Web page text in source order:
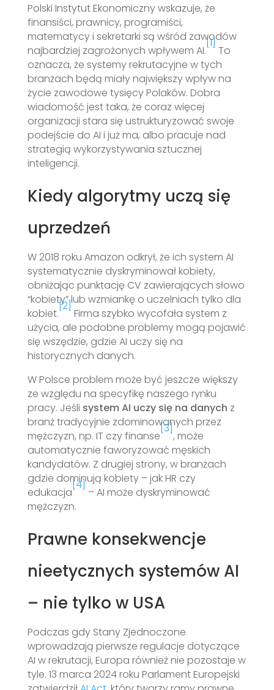
Polski Instytut Ekonomiczny wskazuje, że
finansiści, prawnicy, programiści,
matematycy i sekretarki są wśród zawodów
najbardziej zagrożonych wpływem AI.
[1]
To
oznacza, że systemy rekrutacyjne w tych
branżach będą miały największy wpływ na
życie zawodowe tysięcy Polaków. Dobra
wiadomość jest taka, że coraz więcej
organizacji stara się ustrukturyzować swoje
podejście do AI i już ma, albo pracuje nad
strategią wykorzystywania sztucznej
inteligencji.
Kiedy algorytmy uczą się
uprzedzeń
W 2018 roku Amazon odkrył, że ich system AI
systematycznie dyskryminował kobiety,
obniżając punktację CV zawierających słowo
“kobiety” lub wzmiankę o uczelniach tylko dla
kobiet.
[2]
Firma szybko wycofała system z
użycia, ale podobne problemy mogą pojawić
się wszędzie, gdzie AI uczy się na
historycznych danych.
W Polsce problem może być jeszcze większy
ze względu na specyfikę naszego rynku
pracy. Jeśli system AI uczy się na danych z
branż tradycyjnie zdominowanych przez
mężczyzn, np. IT czy finanse
[3]
, może
automatycznie faworyzować męskich
kandydatów. Z drugiej strony, w branżach
gdzie dominują kobiety – jak HR czy
edukacja
[4]
– AI może dyskryminować
mężczyzn.
Prawne konsekwencje
nieetycznych systemów AI
– nie tylko w USA
Podczas gdy Stany Zjednoczone
wprowadzają pierwsze regulacje dotyczące
AI w rekrutacji, Europa również nie pozostaje w
tyle. 13 marca 2024 roku Parlament Europejski